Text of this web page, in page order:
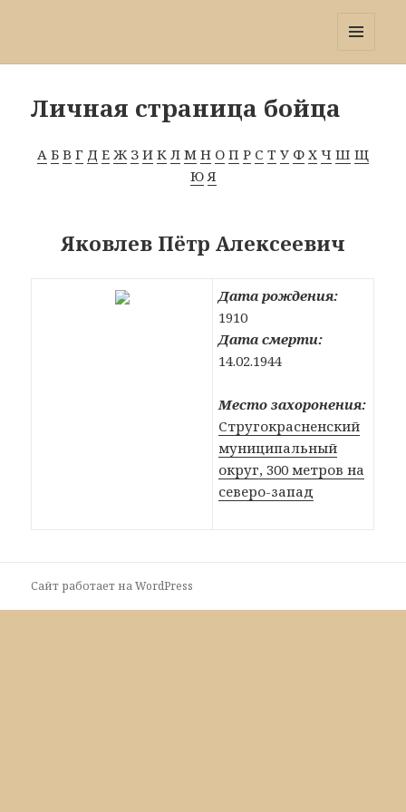
Личная страница бойца
А Б В Г Д Е Ж З И К Л М Н О П Р С Т У Ф Х Ч Ш Щ
Ю Я
Яковлев Пётр Алексеевич
Дата рождения:
1910
Дата смерти:
14.02.1944
Место захоронения:
Стругокрасненский
муниципальный
округ, 300 метров на
северо-запад
Сайт работает на WordPress